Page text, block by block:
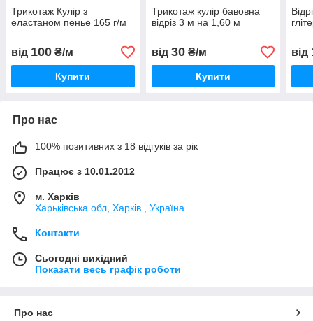
Трикотаж Кулір з
еластаном пенье 165 г/м
від 100 ₴/м
Купити
Трикотаж кулір бавовна
відріз 3 м на 1,60 м
від 30₴/м
Купити
від
Про нас
100% позитивних з 18 відгуків за рік
Працює з 10.01.2012
м. Харків
Харьківська обл, Харків , Україна
Контакти
Сьогодні вихідний
Показати весь графік роботи
Про нас